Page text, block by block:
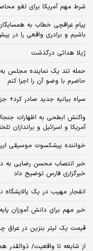
شرط مهم آمریکا برای لغو
پیام عراقچی خطاب به
باشیم و برادری واقعی را در
ژیلا هدائی درگذشت
حمله تند یک نماینده مجلس
حاضرم با وضو آن را اجرا کنم
سپاه بیانیه جدید صادر کرد+
واکنش ابطحی به اظهارات
آمریکا و اسرائیل و براندازان
خواننده پیشکسوت موسیقی
خبر انتصاب محسن رضایی به
خبرگزاری فارس توضیح داد
انفجار مهیب در یک پالایشگاه
خبر مهم برای دانش آموزان
قیمت یک لیتر بنزین در عراق
از شایعه تا واقعیت/ ذوالقدر